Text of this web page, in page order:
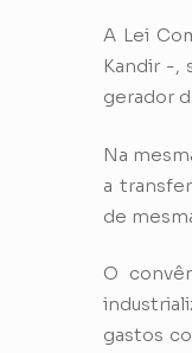
A Lei
Kandir -,
gerador
Na
a
de
O
gastos